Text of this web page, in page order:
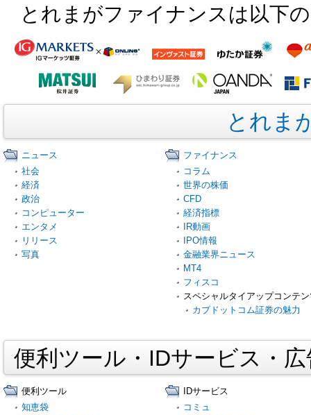
とれまがファイナンスは以下
とれま
ニュース
社会
経済
政治
コンピューター
エンタメ
リリース
写真
ファイナンス
コラム
世界の株価
CFD
経済指標
IR動画
IPO情報
金融業界ニュース
MT4
フィスコ
スペシャルタイアップコンテ
カブドットコム証券の魅力
便利ツール・IDサービス・
便利ツール
知恵袋
IDサービス
コミュ